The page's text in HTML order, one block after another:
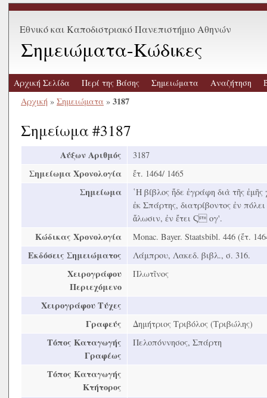
Εθνικό και Καποδιστριακό Πανεπιστήμιο Αθηνών
Σημειώματα-Κώδικες
Αρχική Σελίδα Περί της Βάσης Σημειώματα Αναζήτηση
Αρχική » Σημειώματα » 3187
Σημείωμα #3187
Αύξων Αριθμός 3187
Σημείωμα Χρονολογία ἔτ. 1464/ 1465
Σημείωμα
῾Η βίβλος ἥδε ἐγράφη διὰ τῆς
ἐκ Σπάρτης, διατρίβοντος ἐν
ἅλωσιν, ἐν ἔτει Ϛ ογ'.
Κώδικας Χρονολογία Monac. Bayer. Staatsbibl. 446 (ἔτ.
Εκδόσεις Σημειώματος Λάμπρου, Λακεδ. βιβλ., σ. 316.
Χειρογράφου
Περιεχόμενο
Πλωτῖνος
Χειρογράφου Τύχες
Γραφεύς
Δημήτριος Τριβόλος (Τριβώλης)
Τόπος Καταγωγής
Γραφέως
Πελοπόννησος, Σπάρτη
Τόπος Καταγωγής
Κτήτορος